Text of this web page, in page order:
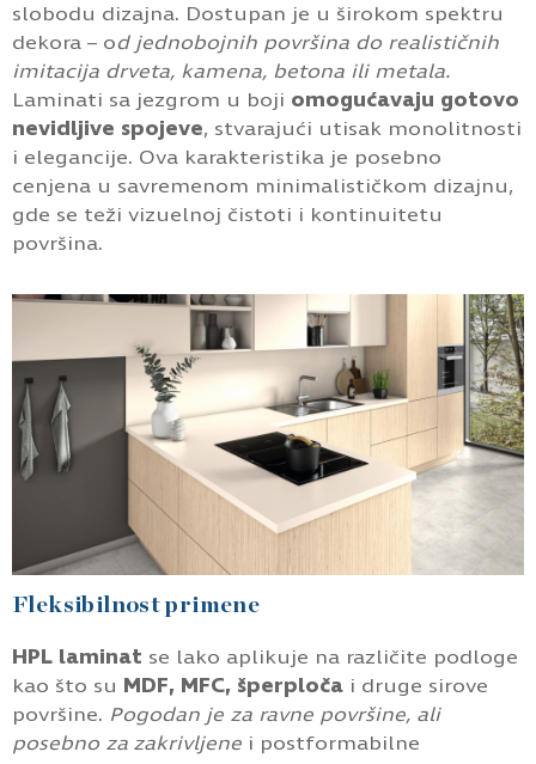
slobodu dizajna. Dostupan je u širokom spektru
dekora – od jednobojnih površina do realističnih
imitacija drveta, kamena, betona ili metala.
Laminati sa jezgrom u boji omogućavaju gotovo
nevidljive spojeve, stvarajući utisak monolitnosti
i elegancije. Ova karakteristika je posebno
cenjena u savremenom minimalističkom dizajnu,
gde se teži vizuelnoj čistoti i kontinuitetu
površina.
Fleksibilnost primene
HPL laminat se lako aplikuje na različite podloge
kao što su MDF, MFC, šperploča i druge sirove
površine. Pogodan je za ravne površine, ali
posebno za zakrivljene i postformabilne